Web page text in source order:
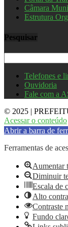
Câmara
Estrutura
Pesquisar
Telefones e
Ouvidoria
Fale com a
© 2025 |
Acessar o conteúdo
Abrir a barra de
Ferramentas de
Aumentar
Diminuir
Escala de
Alto
Contraste
Fundo